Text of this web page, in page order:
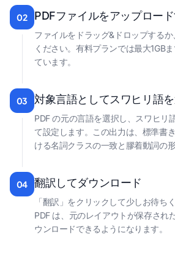
02 PDFファイルをアップロー
ファイルをドラッグ&ドロップする
ください。有料プランでは最大1GB
ています。
03 対象言語としてスワヒリ語
PDF の元の言語を選択し、スワヒリ
て設定します。この出力は、標準書
ける名詞クラスの一致と膠着動詞の
04 翻訳してダウンロード
「翻訳」をクリックして少しお待ち
PDF は、元のレイアウトが保存され
ウンロードできるようになります。